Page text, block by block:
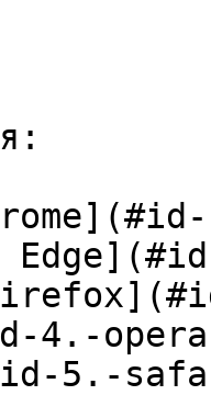
4.-
5.-